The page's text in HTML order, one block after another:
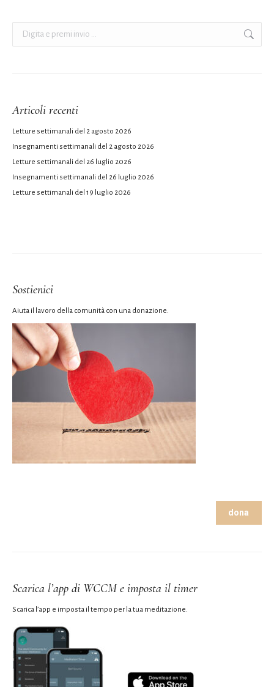
Articoli recenti
Letture settimanali del 2 agosto 2026
Insegnamenti settimanali del 2 agosto 2026
Letture settimanali del 26 luglio 2026
Insegnamenti settimanali del 26 luglio 2026
Letture settimanali del 19 luglio 2026
Sostienici
Aiuta il lavoro della comunità con una donazione.
dona
Scarica l’app di WCCM e imposta il timer
Scarica l’app e imposta il tempo per la tua meditazione.